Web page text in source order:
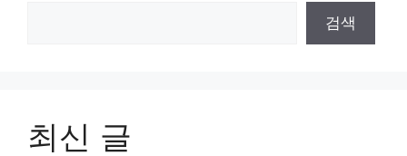
검색
최신 글